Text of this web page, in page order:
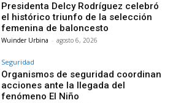
Presidenta Delcy Rodríguez celebró
el histórico triunfo de la selección
femenina de baloncesto
Wuinder Urbina - agosto 6, 2026
Seguridad
Organismos de seguridad coordinan
acciones ante la llegada del
fenómeno El Niño